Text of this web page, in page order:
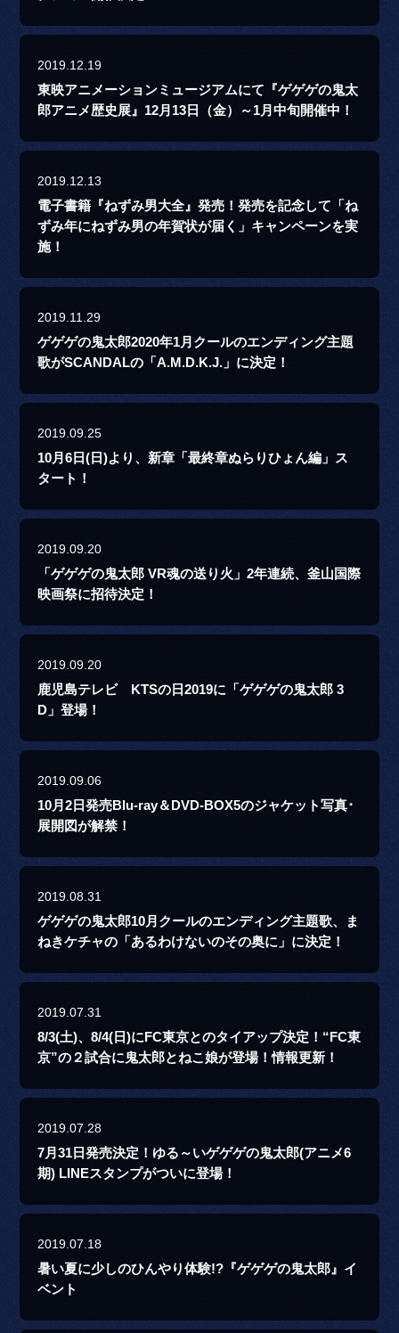
2019.12.19
東映アニメーションミュージアムにて『ゲゲゲの鬼太
郎アニメ歴史展』12月13日（金）～1月中旬開催中！
2019.12.13
電子書籍『ねずみ男大全』発売！発売を記念して「ね
ずみ年にねずみ男の年賀状が届く」キャンペーンを実
施！
2019.11.29
ゲゲゲの鬼太郎2020年1月クールのエンディング主題
歌がSCANDALの「A.M.D.K.J.」に決定！
2019.09.25
10月6日(日)より、新章「最終章ぬらりひょん編」ス
タート！
2019.09.20
「ゲゲゲの鬼太郎 VR魂の送り火」2年連続、釜山国際
映画祭に招待決定！
2019.09.20
鹿児島テレビ KTSの日2019に「ゲゲゲの鬼太郎 3
D」登場！
2019.09.06
10月2日発売Blu-ray＆DVD-BOX5のジャケット写真･
展開図が解禁！
2019.08.31
ゲゲゲの鬼太郎10月クールのエンディング主題歌、ま
ねきケチャの「あるわけないのその奥に」に決定！
2019.07.31
8/3(土)、8/4(日)にFC東京とのタイアップ決定！“FC東
京”の２試合に鬼太郎とねこ娘が登場！情報更新！
2019.07.28
7月31日発売決定！ゆる～いゲゲゲの鬼太郎(アニメ6
期) LINEスタンプがついに登場！
2019.07.18
暑い夏に少しのひんやり体験!?『ゲゲゲの鬼太郎』イ
ベント